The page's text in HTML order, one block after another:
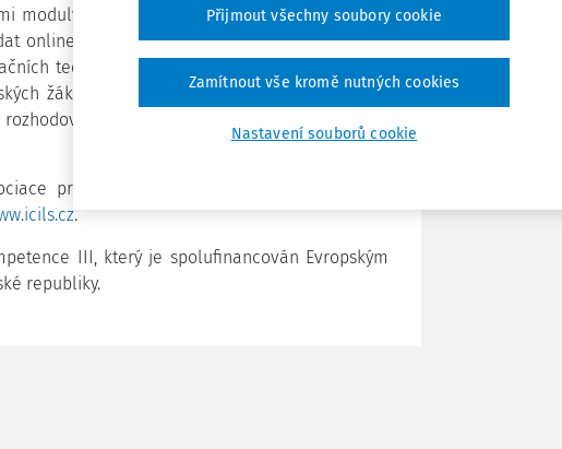
moduly a žákovským dotazníkem. Dále budou
online formou na dotazníkové otázky mapující
technologií ve školách. Testování poskytne
žáků v mezinárodním kontextu a poskytne
v rámci vzdělávací politiky zejména
pro hodnocení výsledků vzdělávání (IEA,
.
III, který je spolufinancován Evropským
republiky.
Nastavení souborů cookie
Zamítnout vše kromě nutných cookies
Přijmout všechny soubory cookie